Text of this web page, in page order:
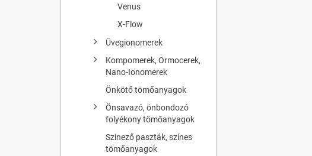
Venus
X-Flow
Üvegionomerek
Kompomerek, Ormocerek,
Nano-Ionomerek
Önkötő tömőanyagok
Önsavazó, önbondozó
folyékony tömőanyagok
Szinező paszták, színes
tömőanyagok